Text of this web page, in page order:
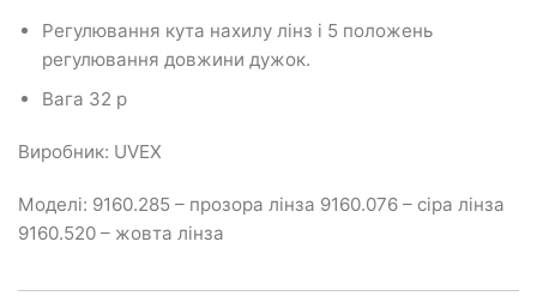
Регулювання кута нахилу лінз і 5 положень
регулювання довжини дужок.
Вага 32 р
Виробник: UVEX
Моделі: 9160.285 – прозора лінза 9160.076 – сіра лінза
9160.520 – жовта лінза